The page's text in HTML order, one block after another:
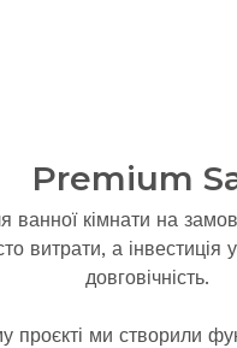
Premium
ванної кімнати на
витрати, а інвестиція
довговічність.
проєкті ми створили